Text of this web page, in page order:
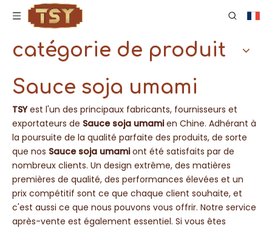
catégorie de produit
Sauce soja umami
TSYest l'un des principaux fabricants, fournisseurs et
exportateurs de Sauce soja umamien Chine. Adhérant à
la poursuite de la qualité parfaite des produits, de sorte
que nos Sauce soja umamiont été satisfaits par de
nombreux clients. Un design extrême, des matières
premières de qualité, des performances élevées et un
prix compétitif sont ce que chaque client souhaite, et
c'est aussi ce que nous pouvons vous offrir. Notre service
après-vente est également essentiel. Si vous êtes